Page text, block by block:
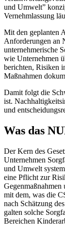
und Umwelt”
Vernehmlassung
Mit den geplanten
Anforderungen an
unternehmerische
wie Unternehmen
berichten, Risiken
Maßnahmen
Damit folgt die
ist.
und
Was das
Der Kern des
Unternehmen
und Umwelt
eine Pflicht zur
mit dem, was die
nach Schätzung
galten solche
Bereichen